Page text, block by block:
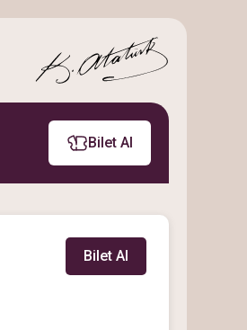
Bilet Al
Bilet Al